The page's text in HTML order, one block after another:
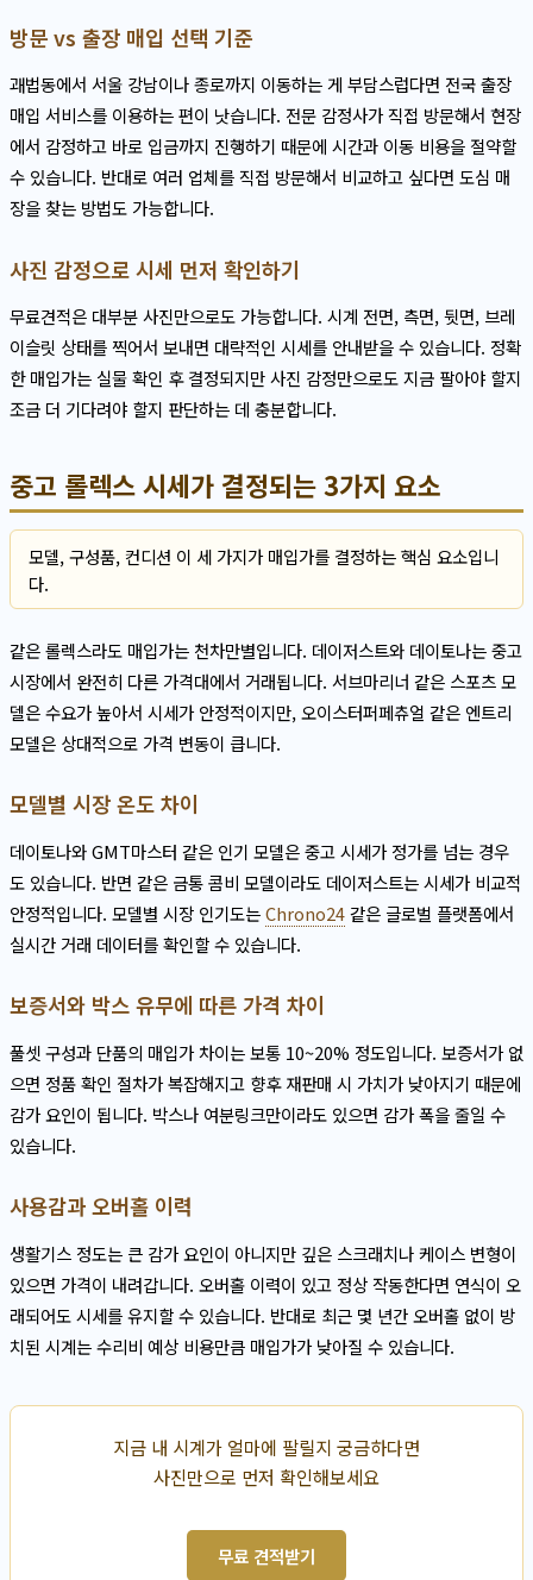
방문 vs 출장 매입 선택 기준
괘법동에서 서울 강남이나 종로까지 이동하는 게 부담스럽다면 전국 출장
매입 서비스를 이용하는 편이 낫습니다. 전문 감정사가 직접 방문해서 현장
에서 감정하고 바로 입금까지 진행하기 때문에 시간과 이동 비용을 절약할
수 있습니다. 반대로 여러 업체를 직접 방문해서 비교하고 싶다면 도심 매
장을 찾는 방법도 가능합니다.
사진 감정으로 시세 먼저 확인하기
무료견적은 대부분 사진만으로도 가능합니다. 시계 전면, 측면, 뒷면, 브레
이슬릿 상태를 찍어서 보내면 대략적인 시세를 안내받을 수 있습니다. 정확
한 매입가는 실물 확인 후 결정되지만 사진 감정만으로도 지금 팔아야 할지
조금 더 기다려야 할지 판단하는 데 충분합니다.
중고 롤렉스 시세가 결정되는 3가지 요소
모델, 구성품, 컨디션 이 세 가지가 매입가를 결정하는 핵심 요소입니
다.
같은 롤렉스라도 매입가는 천차만별입니다. 데이저스트와 데이토나는 중고
시장에서 완전히 다른 가격대에서 거래됩니다. 서브마리너 같은 스포츠 모
델은 수요가 높아서 시세가 안정적이지만, 오이스터퍼페츄얼 같은 엔트리
모델은 상대적으로 가격 변동이 큽니다.
모델별 시장 온도 차이
데이토나와 GMT마스터 같은 인기 모델은 중고 시세가 정가를 넘는 경우
도 있습니다. 반면 같은 금통 콤비 모델이라도 데이저스트는 시세가 비교적
안정적입니다. 모델별 시장 인기도는Chrono24같은 글로벌 플랫폼에서
실시간 거래 데이터를 확인할 수 있습니다.
보증서와 박스 유무에 따른 가격 차이
풀셋 구성과 단품의 매입가 차이는 보통 10~20% 정도입니다. 보증서가 없
으면 정품 확인 절차가 복잡해지고 향후 재판매 시 가치가 낮아지기 때문에
감가 요인이 됩니다. 박스나 여분링크만이라도 있으면 감가 폭을 줄일 수
있습니다.
사용감과 오버홀 이력
생활기스 정도는 큰 감가 요인이 아니지만 깊은 스크래치나 케이스 변형이
있으면 가격이 내려갑니다. 오버홀 이력이 있고 정상 작동한다면 연식이 오
래되어도 시세를 유지할 수 있습니다. 반대로 최근 몇 년간 오버홀 없이 방
치된 시계는 수리비 예상 비용만큼 매입가가 낮아질 수 있습니다.
지금 내 시계가 얼마에 팔릴지 궁금하다면
사진만으로 먼저 확인해보세요
무료 견적받기